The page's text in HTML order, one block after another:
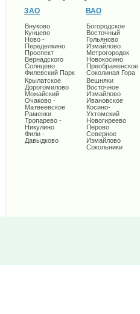
ЗАО
Внуково
Кунцево
Ново -
Переделкино
Проспект
Вернадского
Солнцево
Филевский Парк
Крылатское
Дорогомилово
Можайский
Очаково -
Матвеевское
Раменки
Тропарево -
Никулино
Фили -
Давыдково
ВАО
Богородское
Восточный
Гольяново
Измайлово
Метрогородок
Новокосино
Преображенское
Соколиная Гора
Вешняки
Восточное
Измайлово
Ивановское
Косино-
Ухтомский
Новогиреево
Перово
Северное
Измайлово
Сокольники